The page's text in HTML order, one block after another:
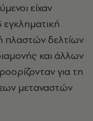
είχαν
πλαστών δελτίων
και άλλων
για τη
μεταναστών